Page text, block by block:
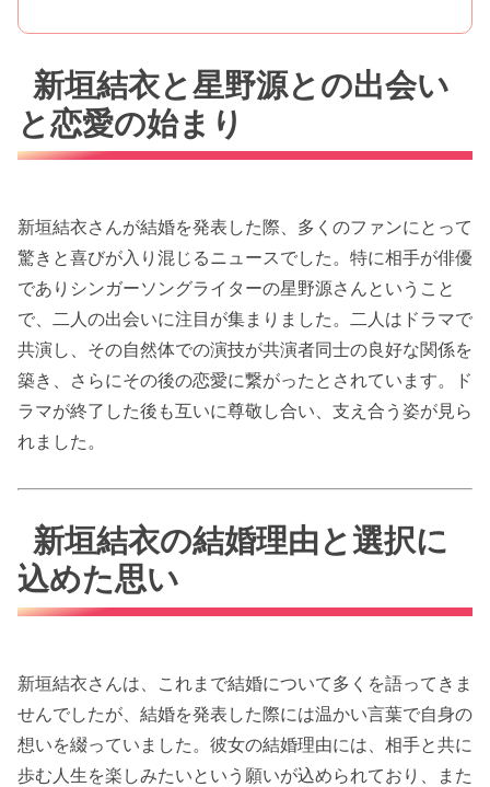
新垣結衣と星野源との出会い
と恋愛の始まり
新垣結衣さんが結婚を発表した際、多くのファンにとって
驚きと喜びが入り混じるニュースでした。特に相手が俳優
でありシンガーソングライターの星野源さんということ
で、二人の出会いに注目が集まりました。二人はドラマで
共演し、その自然体での演技が共演者同士の良好な関係を
築き、さらにその後の恋愛に繋がったとされています。ド
ラマが終了した後も互いに尊敬し合い、支え合う姿が見ら
れました。
新垣結衣の結婚理由と選択に
込めた思い
新垣結衣さんは、これまで結婚について多くを語ってきま
せんでしたが、結婚を発表した際には温かい言葉で自身の
想いを綴っていました。彼女の結婚理由には、相手と共に
歩む人生を楽しみたいという願いが込められており、また